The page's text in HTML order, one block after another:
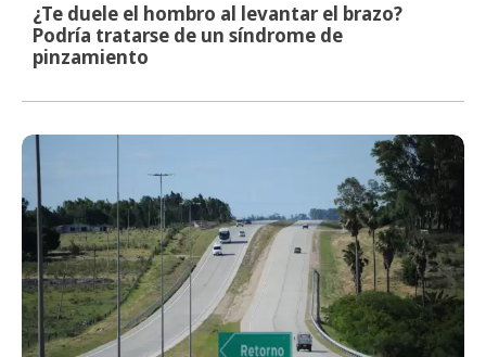
¿Te duele el hombro al levantar el brazo?
Podría tratarse de un síndrome de
pinzamiento